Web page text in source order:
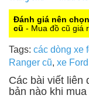
Đánh giá nên
cũ - Mua đồ cũ giá
Tags: các dòng xe
Ranger cũ, xe
Các bài viết liên
bản nào khi